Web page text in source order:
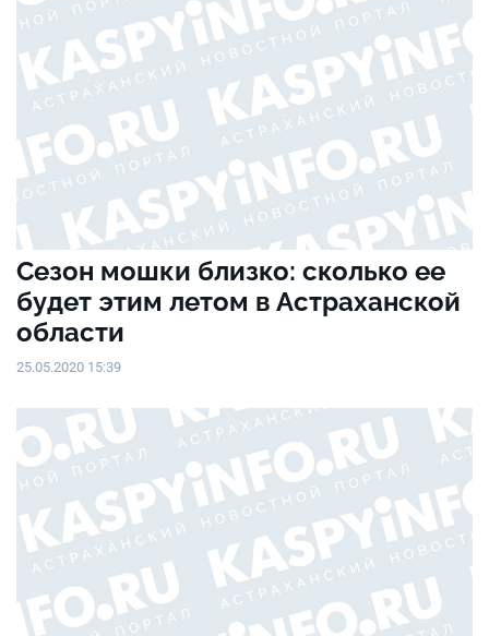
Сезон мошки близко: сколько ее
будет этим летом в Астраханской
области
25.05.2020 15:39